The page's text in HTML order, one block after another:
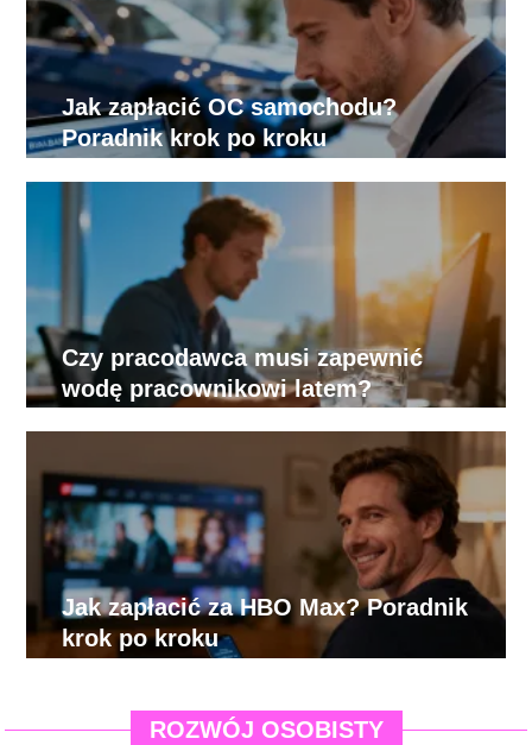
Jak zapłacić OC samochodu?
Poradnik krok po kroku
Czy pracodawca musi zapewnić
wodę pracownikowi latem?
Jak zapłacić za HBO Max? Poradnik
krok po kroku
ROZWÓJ OSOBISTY